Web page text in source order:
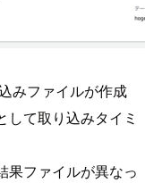
みファイルが作成
して取り込みタイミ
果ファイルが異なっ